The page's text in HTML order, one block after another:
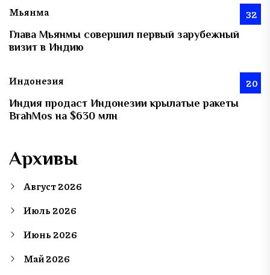
Мьянма 32
Глава Мьянмы совершил первый зарубежный
визит в Индию
Индонезия 20
Индия продаст Индонезии крылатые ракеты
BrahMos на $630 млн
Архивы
Август 2026
Июль 2026
Июнь 2026
Май 2026